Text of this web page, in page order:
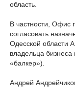
область.
В частности, Офис
согласовать
Одесской области
владельца
«балкер»).
Андрей